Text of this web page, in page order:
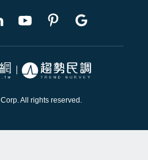
All rights reserved.